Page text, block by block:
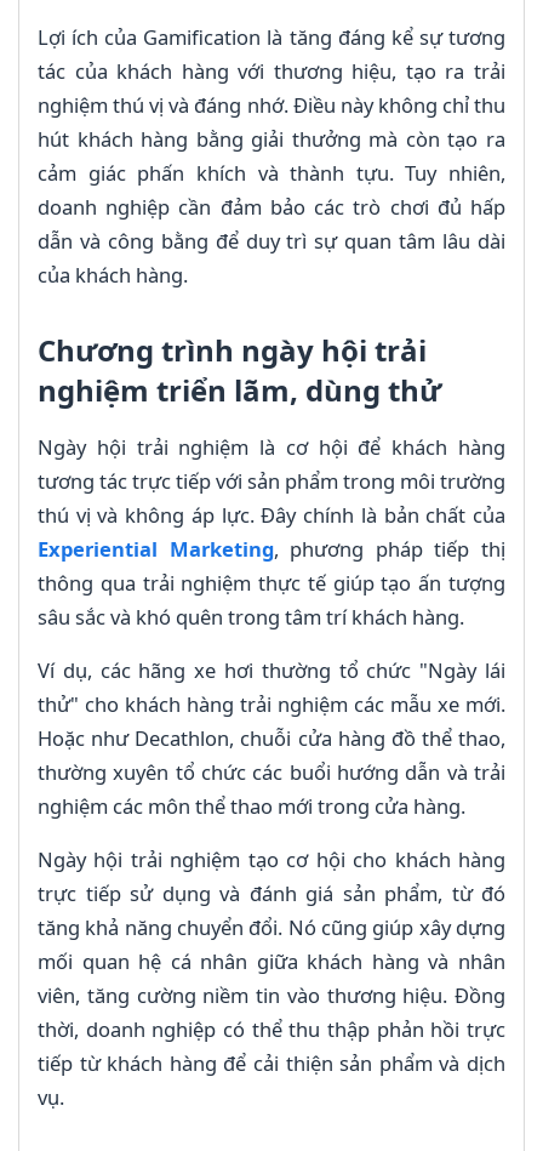
Lợi ích của Gamification là tăng đáng kể sự tương
tác của khách hàng với thương hiệu, tạo ra trải
nghiệm thú vị và đáng nhớ. Điều này không chỉ thu
hút khách hàng bằng giải thưởng mà còn tạo ra
cảm giác phấn khích và thành tựu. Tuy nhiên,
doanh nghiệp cần đảm bảo các trò chơi đủ hấp
dẫn và công bằng để duy trì sự quan tâm lâu dài
của khách hàng.
Chương trình ngày hội trải
nghiệm triển lãm, dùng thử
Ngày hội trải nghiệm là cơ hội để khách hàng
tương tác trực tiếp với sản phẩm trong môi trường
thú vị và không áp lực. Đây chính là bản chất của
Experiential Marketing, phương pháp tiếp thị
thông qua trải nghiệm thực tế giúp tạo ấn tượng
sâu sắc và khó quên trong tâm trí khách hàng.
Ví dụ, các hãng xe hơi thường tổ chức "Ngày lái
thử" cho khách hàng trải nghiệm các mẫu xe mới.
Hoặc như Decathlon, chuỗi cửa hàng đồ thể thao,
thường xuyên tổ chức các buổi hướng dẫn và trải
nghiệm các môn thể thao mới trong cửa hàng.
Ngày hội trải nghiệm tạo cơ hội cho khách hàng
trực tiếp sử dụng và đánh giá sản phẩm, từ đó
tăng khả năng chuyển đổi. Nó cũng giúp xây dựng
mối quan hệ cá nhân giữa khách hàng và nhân
viên, tăng cường niềm tin vào thương hiệu. Đồng
thời, doanh nghiệp có thể thu thập phản hồi trực
tiếp từ khách hàng để cải thiện sản phẩm và dịch
vụ.